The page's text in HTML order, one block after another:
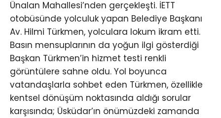
Ünalan Mahallesi’nden gerçekleşti. İETT
otobüsünde yolculuk yapan Belediye Başkanı
Av. Hilmi Türkmen, yolculara lokum ikram etti.
Basın mensuplarının da yoğun ilgi gösterdiği
Başkan Türkmen’in hizmet testi renkli
görüntülere sahne oldu. Yol boyunca
vatandaşlarla sohbet eden Türkmen, özellikle
kentsel dönüşüm noktasında aldığı sorular
karşısında; Üsküdar’ın önümüzdeki zamanda